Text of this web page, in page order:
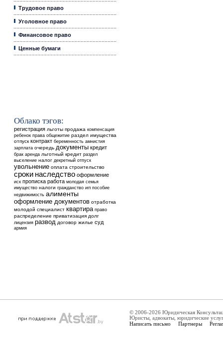
Трудовое право
Уголовное право
Финансовое право
Ценные бумаги
Облако тэгов:
регистрация льготы продажа компенсация
ребенок права общежитие раздел имущества
отпуск контракт беременность амнистия
зарплата очередь документы кредит
брак аренда льготный кредит раздел
выселение налог декретный отпуск
увольнение оплата строительство
сроки наследство оформление
иск прописка работа молодая семья
имущество налоги гражданство ип пособие
недвижимость алименты
оформление документов отработка
молодой специалист квартира право
распределение приватизация долг
лицензия развод договор жилье суд
армия
© 2006-2026 Юридическая
Юристы, адвокаты, юридические
Написать письмо Партнеры